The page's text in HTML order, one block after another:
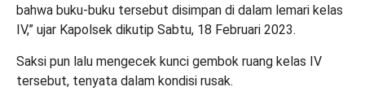
bahwa buku-buku tersebut disimpan di dalam lemari kelas
IV,” ujar Kapolsek dikutip Sabtu, 18 Februari 2023.
Saksi pun lalu mengecek kunci gembok ruang kelas IV
tersebut, tenyata dalam kondisi rusak.